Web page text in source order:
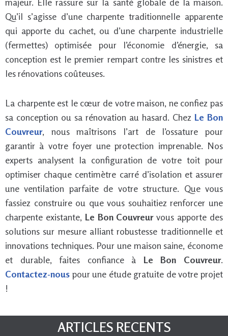
Qu’il s’agisse d’une charpente traditionnelle apparente
qui apporte du cachet, ou d’une charpente industrielle
(fermettes) optimisée pour l’économie d’énergie, sa
conception est le premier rempart contre les sinistres et
les rénovations coûteuses.
La charpente est le cœur de votre maison, ne confiez pas
sa conception ou sa rénovation au hasard. Chez Le Bon
Couvreur, nous maîtrisons l’art de l’ossature pour
garantir à votre foyer une protection imprenable. Nos
experts analysent la configuration de votre toit pour
optimiser chaque centimètre carré d’isolation et assurer
une ventilation parfaite de votre structure. Que vous
fassiez construire ou que vous souhaitiez renforcer une
charpente existante, Le Bon Couvreurvous apporte des
solutions sur mesure alliant robustesse traditionnelle et
innovations techniques. Pour une maison saine, économe
et durable, faites confiance à Le Bon Couvreur.
Contactez-nous pour une étude gratuite de votre projet
!
ARTICLES RECENTS